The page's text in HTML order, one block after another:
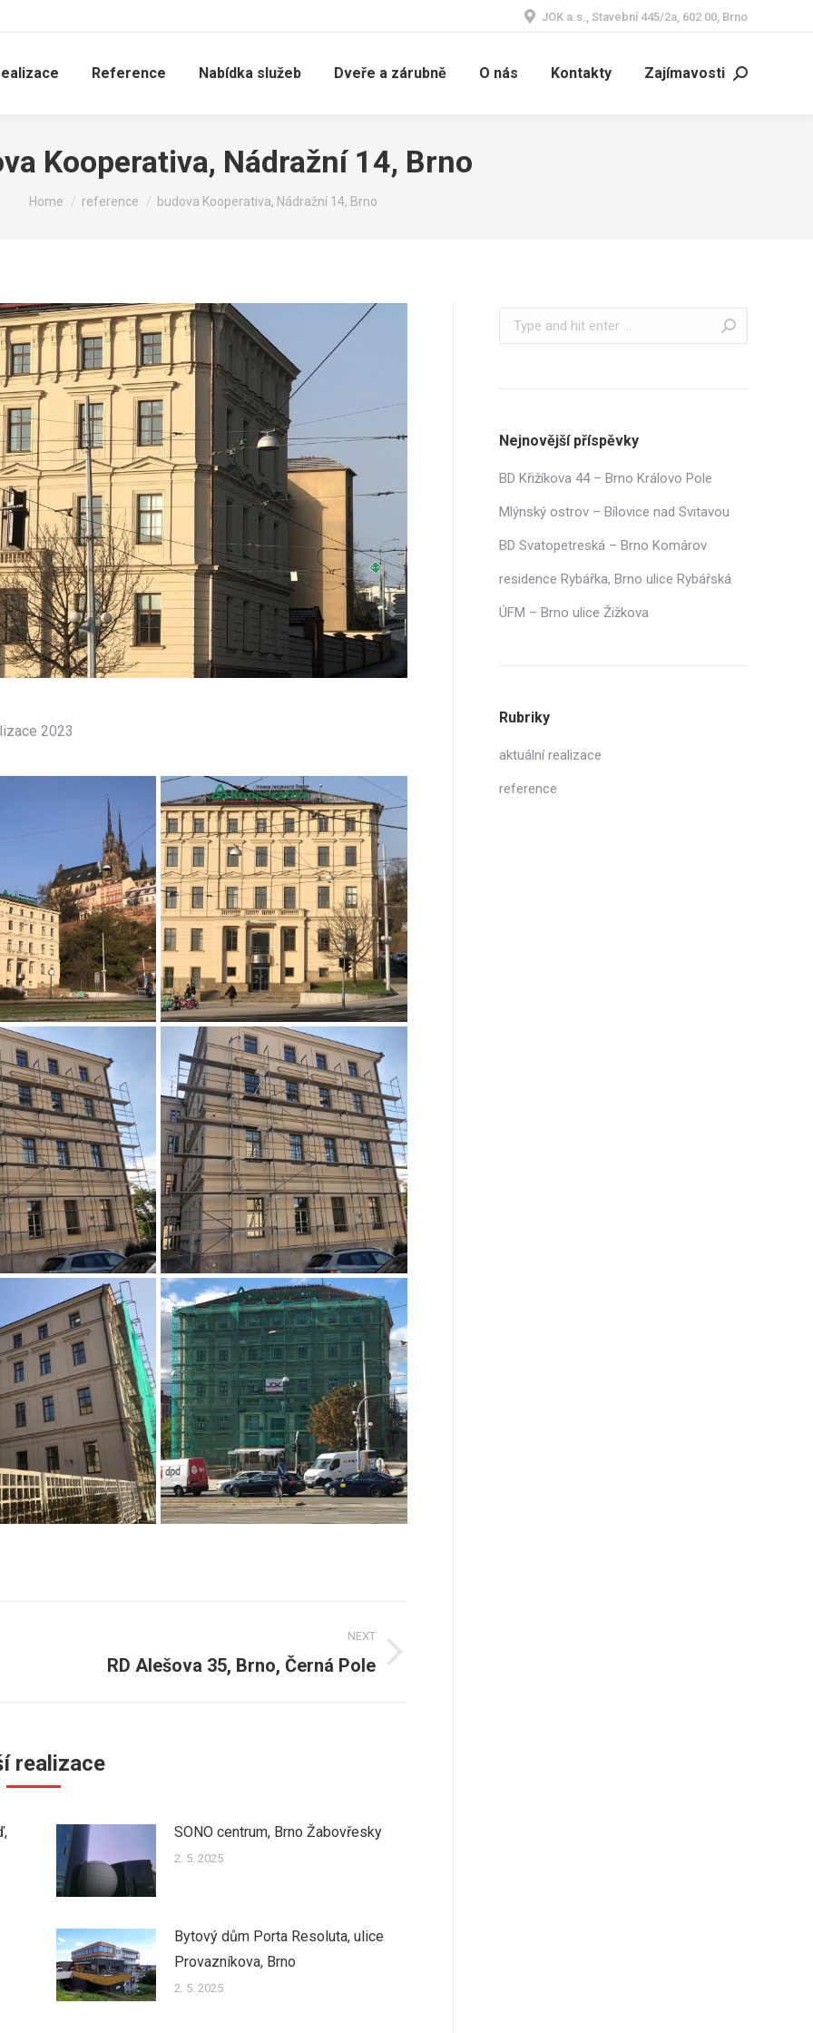
JOK a.s., Stavební 445/2a, 602 00, Brno
Reference Nabídka služeb Dveře a zárubně O nás Kontakty Zajímavosti Search:
Kooperativa, Nádražní 14, Brno
You are here:
Home reference budova Kooperativa, Nádražní 14, Brno
2023
NEXT
RD Alešova 35, Brno, Černá Pole
realizace
SONO centrum, Brno Žabovřesky
2. 5. 2025
Bytový dům Porta Resoluta, ulice
Provazníkova, Brno
2. 5. 2025
Search:
Nejnovější příspěvky
BD Křižíkova 44 – Brno Královo Pole
Mlýnský ostrov – Bílovice nad Svitavou
BD Svatopetreská – Brno Komárov
residence Rybářka, Brno ulice Rybářská
ÚFM – Brno ulice Žižkova
Rubriky
aktuální realizace
reference